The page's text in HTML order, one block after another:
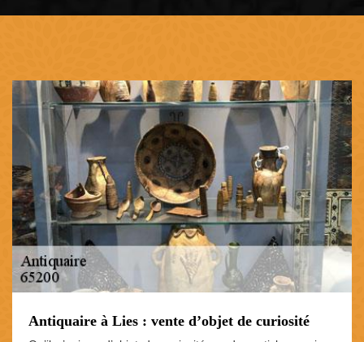
Antiquaire à Lies : vente d’objet de curiosité